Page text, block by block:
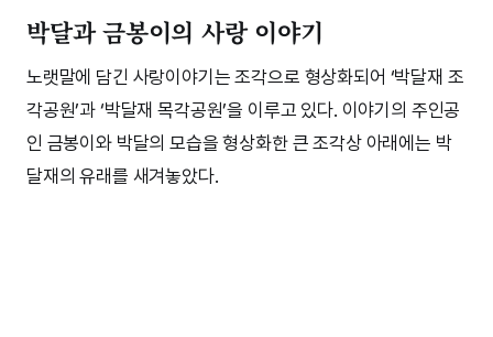
박달과 금봉이의 사랑 이야기
노랫말에 담긴 사랑이야기는 조각으로 형상화되어 ‘박달재 조
각공원’과 ‘박달재 목각공원’을 이루고 있다. 이야기의 주인공
인 금봉이와 박달의 모습을 형상화한 큰 조각상 아래에는 박
달재의 유래를 새겨놓았다.